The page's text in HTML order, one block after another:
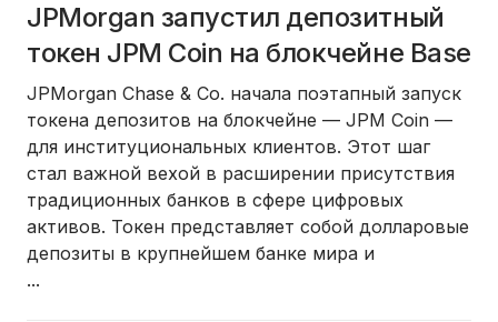
JPMorgan запустил депозитный
токен JPM Coin на блокчейне Base
JPMorgan Chase & Co. начала поэтапный запуск
токена депозитов на блокчейне — JPM Coin —
для институциональных клиентов. Этот шаг
стал важной вехой в расширении присутствия
традиционных банков в сфере цифровых
активов. Токен представляет собой долларовые
депозиты в крупнейшем банке мира и
...